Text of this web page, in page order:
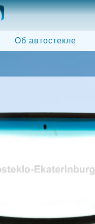
Об автостекле